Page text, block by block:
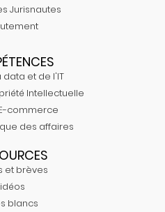
Jurisnautes
data et de l'IT
Intellectuelle
commerce
des affaires
et brèves
blancs